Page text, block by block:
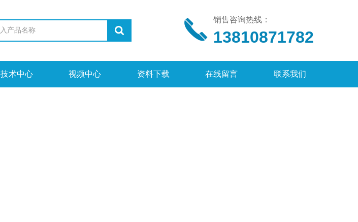
销售咨询热线：
13810871782
技术中心 视频中心 资料下载 在线留言 联系我们